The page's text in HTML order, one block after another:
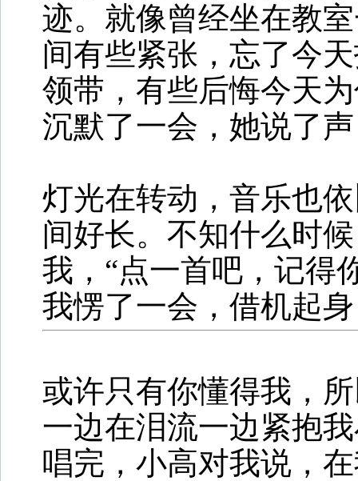
迹。就像曾经坐在教
间有些紧张，忘了今
领带，有些后悔今天
沉默了一会，她说了
灯光在转动，音乐也
间好长。不知什么时
我，“点一首吧，记得
我愣了一会，借机起
或许只有你懂得我，
一边在泪流一边紧抱
唱完，小高对我说，